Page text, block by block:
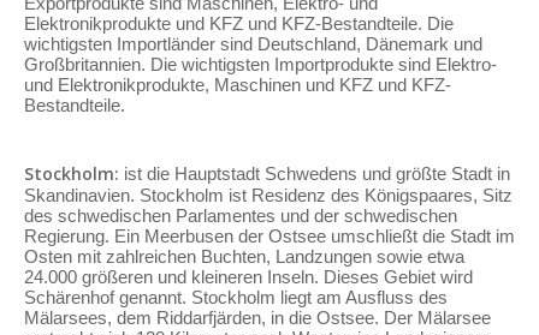
Elektronikprodukte und KFZ und KFZ-Bestandteile. Die
wichtigsten Importländer sind Deutschland, Dänemark und
Großbritannien. Die wichtigsten Importprodukte sind Elektro-
und Elektronikprodukte, Maschinen und KFZ und KFZ-
Bestandteile.
Stockholm: ist die Hauptstadt Schwedens und größte Stadt in
Skandinavien. Stockholm ist Residenz des Königspaares, Sitz
des schwedischen Parlamentes und der schwedischen
Regierung. Ein Meerbusen der Ostsee umschließt die Stadt im
Osten mit zahlreichen Buchten, Landzungen sowie etwa
24.000 größeren und kleineren Inseln. Dieses Gebiet wird
Schärenhof genannt. Stockholm liegt am Ausfluss des
Mälarsees, dem Riddarfjärden, in die Ostsee. Der Mälarsee